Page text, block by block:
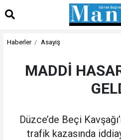
Haberler Asayiş
MADDİ
Düzce’de Beçi
trafik kazasında